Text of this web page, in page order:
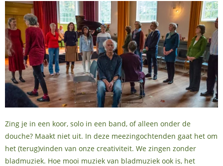
Zing je in een koor, solo in een band, of alleen onder de
douche? Maakt niet uit. In deze meezingochtenden gaat het om
het (terug)vinden van onze creativiteit. We zingen zonder
bladmuziek. Hoe mooi muziek van bladmuziek ook is, het